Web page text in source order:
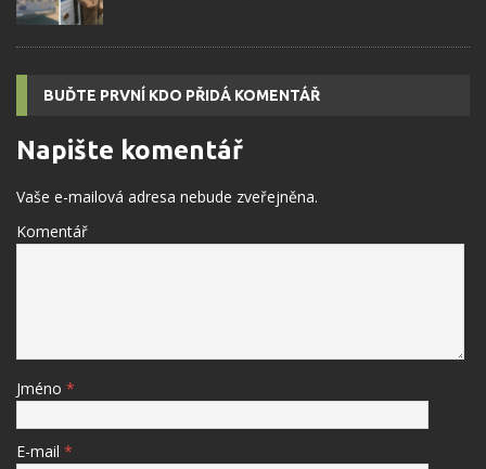
BUĎTE PRVNÍ KDO PŘIDÁ KOMENTÁŘ
Napište komentář
Vaše e-mailová adresa nebude zveřejněna.
Komentář
Jméno *
E-mail *